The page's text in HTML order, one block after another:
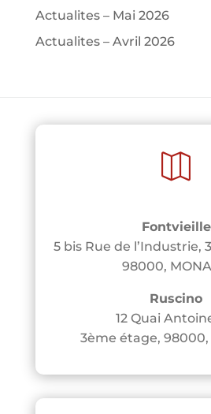
Actualites – Mai 2026
Actualites – Avril 2026

Fontvieille
5 bis Rue de l’Industrie,
98000,
Ruscino
12 Quai
3ème étage, 98000,